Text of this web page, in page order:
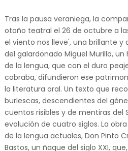
Tras la pausa veraniega, la
otoño teatral el 26 de octubre a
el viento nos lleve', una brillante
del galardonado Miguel Murillo,
de la lengua, que con el duro
cobraba, difundieron ese
la literatura oral. Un texto que
burlescas, descendientes del
cuentos risibles y de mentiras del
evolución de cuatro siglos. La
de la lengua actuales, Don Pinto
Bastos, un ñaque del siglo XXI,